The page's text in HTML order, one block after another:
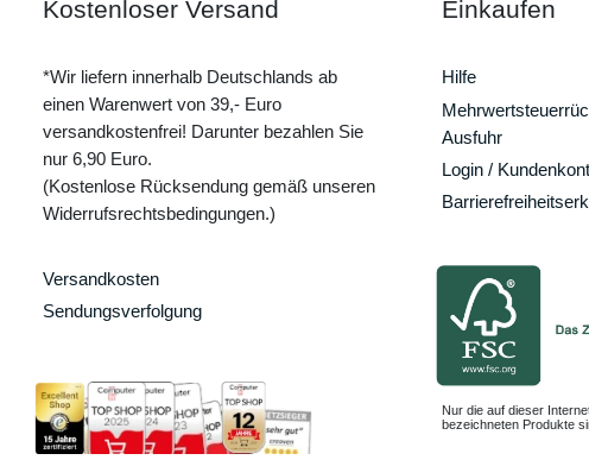
Kostenloser Versand
*Wir liefern innerhalb Deutschlands ab
einen Warenwert von 39,- Euro
versandkostenfrei! Darunter bezahlen Sie
nur 6,90 Euro.
(Kostenlose Rücksendung gemäß unseren
Widerrufsrechtsbedingungen.)
Versandkosten
Sendungsverfolgung
Einkaufen
Hilfe
Ausfuhr
Login /
Nur die auf dieser
bezeichneten Produkte